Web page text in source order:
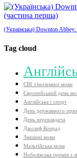
(Українська) Downton
Tag cloud
ЄВІ з іноземної мови
Європейський день
Англійська і спорт
День державного
День перекладача
Джозеф Конрад
Змішані мови
Мальтійська мова
Нобелівська премія з